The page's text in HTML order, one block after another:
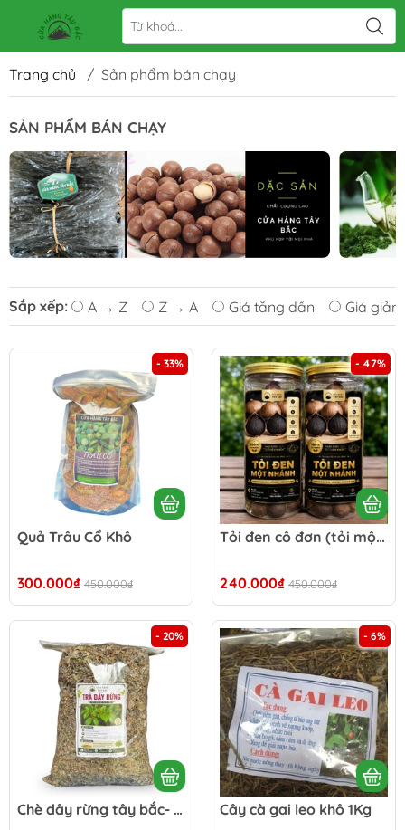
Trang chủ / Sản phẩm bán chạy
SẢN PHẨM BÁN CHẠY
Sắp xếp: A → Z Z → A Giá tăng dần Giá
- 33%
Quả Trâu Cổ Khô
300.000₫ 450.000₫
- 47%
Tỏi đen cô đơn (tỏi một nhánh) tây bắc - 500g
240.000₫ 450.000₫
- 20%
Chè dây rừng tây bắc- 1KG
- 6%
Cây cà gai leo khô 1Kg